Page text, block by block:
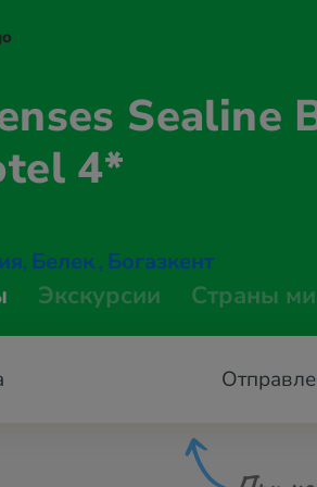
Sealine
4*
, Белек , Богазкент
Экскурсии Страны